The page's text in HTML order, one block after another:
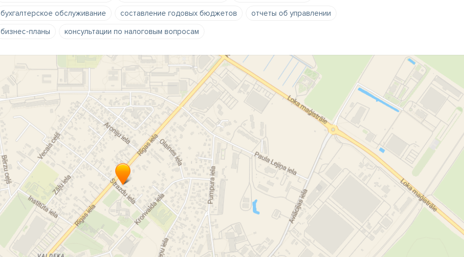
бухгалтерское обслуживание
составление годовых бюджетов
отчеты об управлении
бизнес-планы
консультации по налоговым вопросам